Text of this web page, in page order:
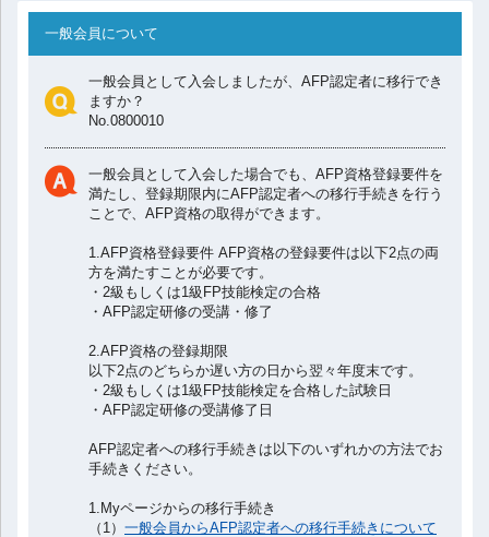
一般会員について
一般会員として入会しましたが、AFP認定者に移行でき
ますか？
No.0800010
一般会員として入会した場合でも、AFP資格登録要件を
満たし、登録期限内にAFP認定者への移行手続きを行う
ことで、AFP資格の取得ができます。
1.AFP資格登録要件 AFP資格の登録要件は以下2点の両
方を満たすことが必要です。
・2級もしくは1級FP技能検定の合格
・AFP認定研修の受講・修了
2.AFP資格の登録期限
以下2点のどちらか遅い方の日から翌々年度末です。
・2級もしくは1級FP技能検定を合格した試験日
・AFP認定研修の受講修了日
AFP認定者への移行手続きは以下のいずれかの方法でお
手続きください。
1.Myページからの移行手続き
（1） 一般会員からAFP認定者への移行手続きについて